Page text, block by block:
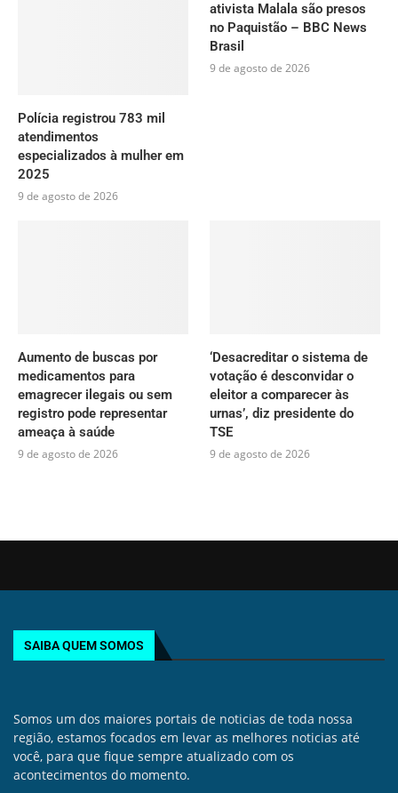
Polícia registrou 783 mil
atendimentos
especializados à mulher em
2025
9 de agosto de 2026
ativista Malala são presos
no Paquistão – BBC News
Brasil
9 de agosto de 2026
Aumento de buscas por
medicamentos para
emagrecer ilegais ou sem
registro pode representar
ameaça à saúde
9 de agosto de 2026
‘Desacreditar o sistema de
votação é desconvidar o
eleitor a comparecer às
urnas’, diz presidente do
TSE
9 de agosto de 2026
SAIBA QUEM SOMOS
Somos um dos maiores portais de noticias de toda nossa
região, estamos focados em levar as melhores noticias até
você, para que fique sempre atualizado com os
acontecimentos do momento.